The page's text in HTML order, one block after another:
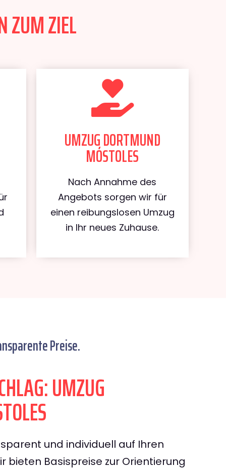
ZUM ZIEL
UMZUG DORTMUND
MÓSTOLES
Nach Annahme des
Angebots sorgen wir für
einen reibungslosen Umzug
in Ihr neues Zuhause.
Preise.
UMZUG
und individuell auf Ihren
bieten Basispreise zur Orientierung